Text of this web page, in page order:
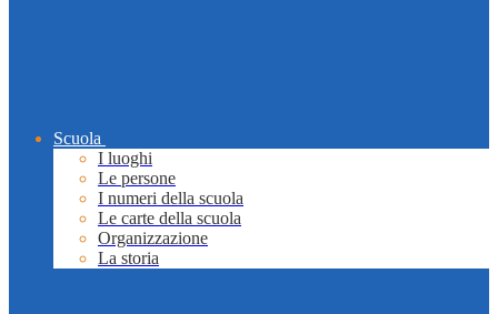
Scuola
I luoghi
Le persone
I numeri della scuola
Le carte della scuola
Organizzazione
La storia